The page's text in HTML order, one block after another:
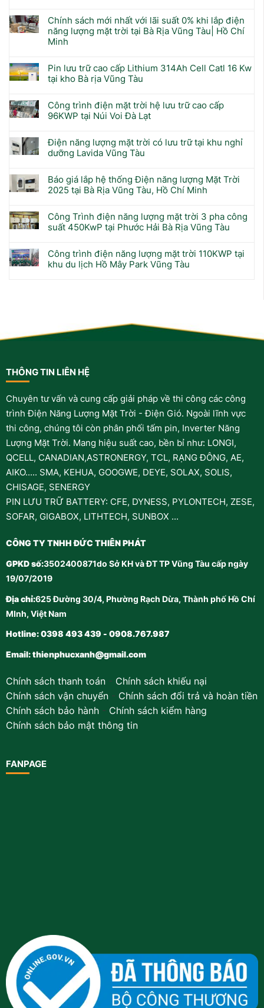
Chính sách mới nhất với lãi suất 0% khi lắp điện
năng lượng mặt trời tại Bà Rịa Vũng Tàu| Hồ Chí
Minh
Pin lưu trữ cao cấp Lithium 314Ah Cell Catl 16 Kw
tại kho Bà rịa Vũng Tàu
Công trình điện mặt trời hệ lưu trữ cao cấp
96KWP tại Núi Voi Đà Lạt
Điện năng lượng mặt trời có lưu trữ tại khu nghỉ
dưỡng Lavida Vũng Tàu
Báo giá lắp hệ thống Điện năng lượng Mặt Trời
2025 tại Bà Rịa Vũng Tàu, Hồ Chí Minh
Công Trình điện năng lượng mặt trời 3 pha công
suất 450KwP tại Phước Hải Bà Rịa Vũng Tàu
Công trình điện năng lượng mặt trời 110KWP tại
khu du lịch Hồ Mây Park Vũng Tàu
THÔNG TIN LIÊN HỆ
Chuyên tư vấn và cung cấp giải pháp về thi công các công
trình Điện Năng Lượng Mặt Trời - Điện Gió. Ngoài lĩnh vực
thi công, chúng tôi còn phân phối tấm pin, Inverter Năng
Lượng Mặt Trời. Mang hiệu suất cao, bền bỉ như: LONGI,
QCELL, CANADIAN,ASTRONERGY, TCL, RẠNG ĐÔNG, AE,
AIKO..... SMA, KEHUA, GOOGWE, DEYE, SOLAX, SOLIS,
CHISAGE, SENERGY
PIN LƯU TRỮ BATTERY: CFE, DYNESS, PYLONTECH, ZESE,
SOFAR, GIGABOX, LITHTECH, SUNBOX ...
CÔNG TY TNHH ĐỨC THIÊN PHÁT
GPKD số:3502400871do Sở KH và ĐT TP Vũng Tàu cấp ngày
19/07/2019
Địa chỉ:625 Đường 30/4, Phường Rạch Dừa, Thành phố Hồ Chí
MInh, Việt Nam
Hotline: 0398 493 439 - 0908.767.987
Email:thienphucxanh@gmail.com
Chính sách thanh toán- Chính sách khiếu nại
Chính sách vận chuyển- Chính sách đổi trả và hoàn tiền
Chính sách bảo hành- Chính sách kiểm hàng
Chính sách bảo mật thông tin
FANPAGE